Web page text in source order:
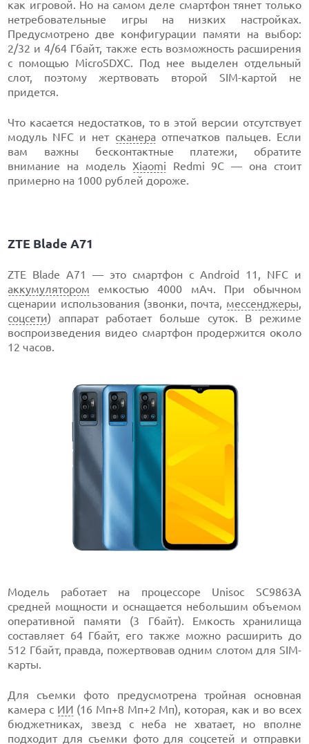
как игровой. Но на самом деле смартфон тянет только
нетребовательные игры на низких настройках.
Предусмотрено две конфигурации памяти на выбор:
2/32 и 4/64 Гбайт, также есть возможность расширения
с помощью MicroSDXC. Под нее выделен отдельный
слот, поэтому жертвовать второй SIM-картой не
придется.
Что касается недостатков, то в этой версии отсутствует
модуль NFC и нет сканераотпечатков пальцев. Если
вам важны бесконтактные платежи, обратите
внимание на модель Xiaomi Redmi 9С — она стоит
примерно на 1000 рублей дороже.
ZTE Blade A71
ZTE Blade A71 — это смартфон с Android 11, NFC и
аккумулятором емкостью 4000 мАч. При обычном
сценарии использования (звонки, почта, мессенджеры,
соцсети) аппарат работает больше суток. В режиме
воспроизведения видео смартфон продержится около
12 часов.
Модель работает на процессоре Unisoc SC9863A
средней мощности и оснащается небольшим объемом
оперативной памяти (3 Гбайт). Емкость хранилища
составляет 64 Гбайт, его также можно расширить до
512 Гбайт, правда, пожертвовав одним слотом для SIM-
карты.
Для съемки фото предусмотрена тройная основная
камера с ИИ (16 Мп+8 Мп+2 Мп), которая, как и во всех
бюджетниках, звезд с неба не хватает, но вполне
подходит для съемки фото для соцсетей и отправки